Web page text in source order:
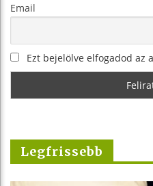
Email
Ezt bejelölve elfogadod az
Legfrissebb